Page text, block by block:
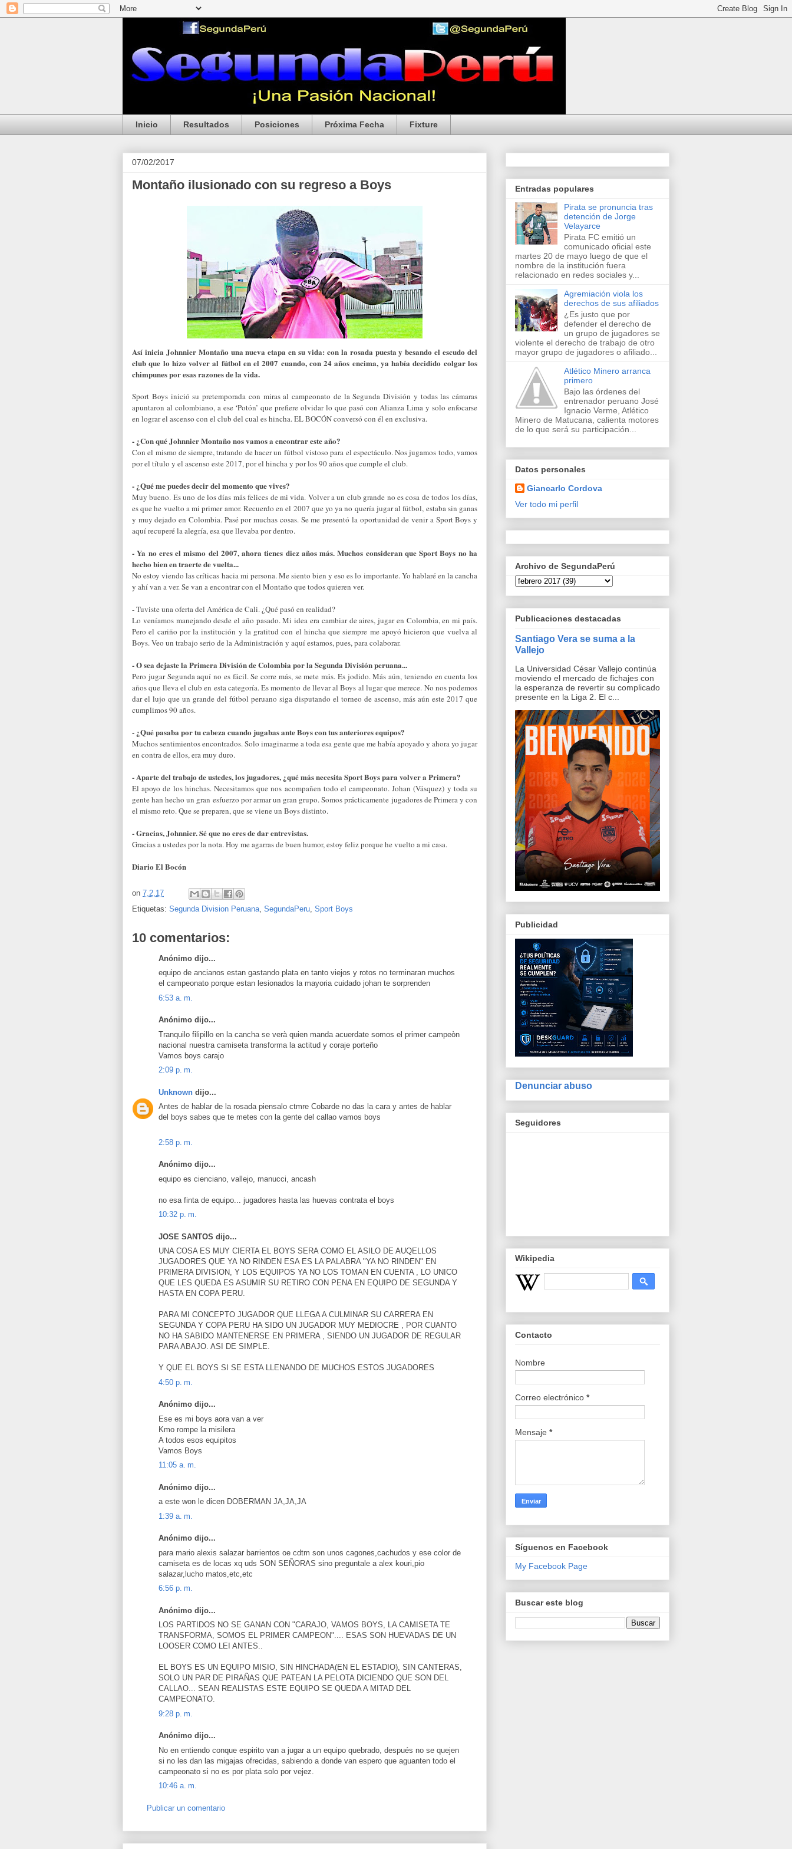
Inicio Resultados Posiciones Próxima Fecha Fixture
07/02/2017
Montaño ilusionado con su regreso a Boys
Así inicia Johnnier Montaño una nueva etapa en su vida: con la rosada puesta y besando el escudo del
club que lo hizo volver al fútbol en el 2007 cuando, con 24 años encima, ya había decidido colgar los
chimpunes por esas razones de la vida.
Sport Boys inició su pretemporada con miras al campeonato de la Segunda División y todas las cámaras
apuntaron al colombiano, a ese ‘Potón’ que prefiere olvidar lo que pasó con Alianza Lima y solo enfocarse
en lograr el ascenso con el club del cual es hincha. EL BOCÓN conversó con él en exclusiva.
- ¿Con qué Johnnier Montaño nos vamos a encontrar este año?
Con el mismo de siempre, tratando de hacer un fútbol vistoso para el espectáculo. Nos jugamos todo, vamos
por el título y el ascenso este 2017, por el hincha y por los 90 años que cumple el club.
- ¿Qué me puedes decir del momento que vives?
Muy bueno. Es uno de los días más felices de mi vida. Volver a un club grande no es cosa de todos los días,
es que he vuelto a mi primer amor. Recuerdo en el 2007 que yo ya no quería jugar al fútbol, estaba sin ganas
y muy dejado en Colombia. Pasé por muchas cosas. Se me presentó la oportunidad de venir a Sport Boys y
aquí recuperé la alegría, esa que llevaba por dentro.
- Ya no eres el mismo del 2007, ahora tienes diez años más. Muchos consideran que Sport Boys no ha
hecho bien en traerte de vuelta...
No estoy viendo las críticas hacia mi persona. Me siento bien y eso es lo importante. Yo hablaré en la cancha
y ahí van a ver. Se van a encontrar con el Montaño que todos quieren ver.
- Tuviste una oferta del América de Cali. ¿Qué pasó en realidad?
Lo veníamos manejando desde el año pasado. Mi idea era cambiar de aires, jugar en Colombia, en mi país.
Pero el cariño por la institución y la gratitud con el hincha que siempre me apoyó hicieron que vuelva al
Boys. Veo un trabajo serio de la Administración y aquí estamos, pues, para colaborar.
- O sea dejaste la Primera División de Colombia por la Segunda División peruana...
Pero jugar Segunda aquí no es fácil. Se corre más, se mete más. Es jodido. Más aún, teniendo en cuenta los
años que lleva el club en esta categoría. Es momento de llevar al Boys al lugar que merece. No nos podemos
dar el lujo que un grande del fútbol peruano siga disputando el torneo de ascenso, más aún este 2017 que
cumplimos 90 años.
- ¿Qué pasaba por tu cabeza cuando jugabas ante Boys con tus anteriores equipos?
Muchos sentimientos encontrados. Solo imaginarme a toda esa gente que me había apoyado y ahora yo jugar
en contra de ellos, era muy duro.
- Aparte del trabajo de ustedes, los jugadores, ¿qué más necesita Sport Boys para volver a Primera?
El apoyo de los hinchas. Necesitamos que nos acompañen todo el campeonato. Johan (Vásquez) y toda su
gente han hecho un gran esfuerzo por armar un gran grupo. Somos prácticamente jugadores de Primera y con
el mismo reto. Que se preparen, que se viene un Boys distinto.
- Gracias, Johnnier. Sé que no eres de dar entrevistas.
Gracias a ustedes por la nota. Hoy me agarras de buen humor, estoy feliz porque he vuelto a mi casa.
Diario El Bocón
on 7.2.17
Etiquetas: Segunda Division Peruana SegundaPeru Sport Boys
10 comentarios:
Anónimo dijo...
equipo de ancianos estan gastando plata en tanto viejos y rotos no terminaran muchos
el campeonato porque estan lesionados la mayoria cuidado johan te sorprenden
6:53 a. m.
Anónimo dijo...
Tranquilo filipillo en la cancha se verà quien manda acuerdate somos el primer campeòn
nacional nuestra camiseta transforma la actitud y coraje porteño
Vamos boys carajo
2:09 p. m.
Unknown dijo...
Antes de hablar de la rosada piensalo ctmre Cobarde no das la cara y antes de hablar
del boys sabes que te metes con la gente del callao vamos boys
2:58 p. m.
Anónimo dijo...
equipo es cienciano, vallejo, manucci, ancash
no esa finta de equipo... jugadores hasta las huevas contrata el boys
10:32 p. m.
JOSE SANTOS dijo...
UNA COSA ES MUY CIERTA EL BOYS SERA COMO EL ASILO DE AUQELLOS
JUGADORES QUE YA NO RINDEN ESA ES LA PALABRA "YA NO RINDEN" EN
PRIMERA DIVISION, Y LOS EQUIPOS YA NO LOS TOMAN EN CUENTA , LO UNICO
QUE LES QUEDA ES ASUMIR SU RETIRO CON PENA EN EQUIPO DE SEGUNDA Y
HASTA EN COPA PERU.
PARA MI CONCEPTO JUGADOR QUE LLEGA A CULMINAR SU CARRERA EN
SEGUNDA Y COPA PERU HA SIDO UN JUGADOR MUY MEDIOCRE , POR CUANTO
NO HA SABIDO MANTENERSE EN PRIMERA , SIENDO UN JUGADOR DE REGULAR
PARA ABAJO. ASI DE SIMPLE.
Y QUE EL BOYS SI SE ESTA LLENANDO DE MUCHOS ESTOS JUGADORES
4:50 p. m.
Anónimo dijo...
Ese es mi boys aora van a ver
Kmo rompe la misilera
A todos esos equipitos
Vamos Boys
11:05 a. m.
Anónimo dijo...
a este won le dicen DOBERMAN JA,JA,JA
1:39 a. m.
Anónimo dijo...
para mario alexis salazar barrientos oe cdtm son unos cagones,cachudos y ese color de
camiseta es de locas xq uds SON SEÑORAS sino preguntale a alex kouri,pio
salazar,lucho matos,etc,etc
6:56 p. m.
Anónimo dijo...
LOS PARTIDOS NO SE GANAN CON "CARAJO, VAMOS BOYS, LA CAMISETA TE
TRANSFORMA, SOMOS EL PRIMER CAMPEON".... ESAS SON HUEVADAS DE UN
LOOSER COMO LEI ANTES..
EL BOYS ES UN EQUIPO MISIO, SIN HINCHADA(EN EL ESTADIO), SIN CANTERAS,
SOLO UN PAR DE PIRAÑAS QUE PATEAN LA PELOTA DICIENDO QUE SON DEL
CALLAO... SEAN REALISTAS ESTE EQUIPO SE QUEDA A MITAD DEL
CAMPEONATO.
9:28 p. m.
Anónimo dijo...
No en entiendo conque espirito van a jugar a un equipo quebrado, después no se quejen
si no les dan las migajas ofrecidas, sabiendo a donde van espero que aguanten todo el
campeonato si no es por plata solo por vejez.
10:46 a. m.
Publicar un comentario
Entradas populares
Pirata se pronuncia tras
detención de Jorge
Velayarce
Pirata FC emitió un
comunicado oficial este
martes 20 de mayo luego de que el
nombre de la institución fuera
relacionado en redes sociales y...
Agremiación viola los
derechos de sus afiliados
¿Es justo que por
defender el derecho de
un grupo de jugadores se
violente el derecho de trabajo de otro
mayor grupo de jugadores o afiliado...
Atlético Minero arranca
primero
Bajo las órdenes del
entrenador peruano José
Ignacio Verme, Atlético
Minero de Matucana, calienta motores
de lo que será su participación...
Datos personales
Giancarlo Cordova
Ver todo mi perfil
Archivo de SegundaPerú
Publicaciones destacadas
Santiago Vera se suma a la
Vallejo
La Universidad César Vallejo continúa
moviendo el mercado de fichajes con
la esperanza de revertir su complicado
presente en la Liga 2. El c...
Publicidad
Denunciar abuso
Seguidores
Wikipedia
Contacto
Nombre
Correo electrónico *
Mensaje *
Síguenos en Facebook
My Facebook Page
Buscar este blog